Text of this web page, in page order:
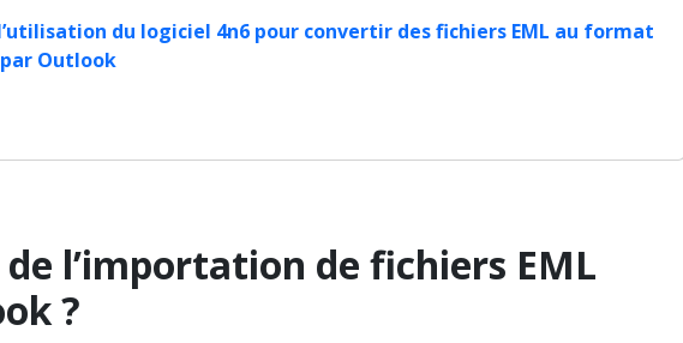
du logiciel 4n6 pour convertir des fichiers EML au format
Outlook
l’importation de fichiers EML
?